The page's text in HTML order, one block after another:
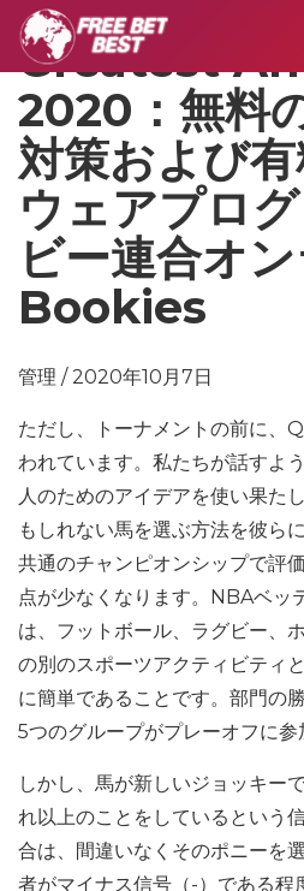
Greatest
2020：無料
対策および
ウェアプロ
ビー連合オ
Bookies
管理 / 2020年10月7日
ただし、トーナメントの前に、
われています。私たちが話すよ
人のためのアイデアを使い果た
もしれない馬を選ぶ方法を彼ら
共通のチャンピオンシップで評
点が少なくなります。NBAベッ
は、フットボール、ラグビー、
の別のスポーツアクティビティ
に簡単であることです。部門の
5つのグループがプレーオフに参
しかし、馬が新しいジョッキー
れ以上のことをしているという
合は、間違いなくそのポニーを
者がマイナス信号（-）である程